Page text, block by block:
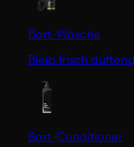
Bart-Wäsche
Bleib frisch
Bart-Conditioner